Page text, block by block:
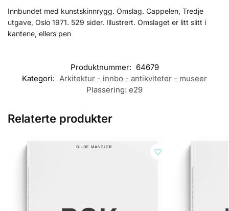
Innbundet med kunstskinnrygg. Omslag. Cappelen, Tredje
utgave, Oslo 1971. 529 sider. Illustrert. Omslaget er litt slitt i
kantene, ellers pen
Produktnummer: 64679
Kategori: Arkitektur - innbo - antikviteter - museer
Plassering: e29
Relaterte produkter